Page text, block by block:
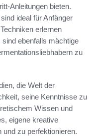
Anleitungen bieten.
ideal für Anfänger
erlernen
ebenfalls mächtige
zu
die Welt der
seine Kenntnisse zu
Wissen und
eigene kreative
und zu perfektionieren.